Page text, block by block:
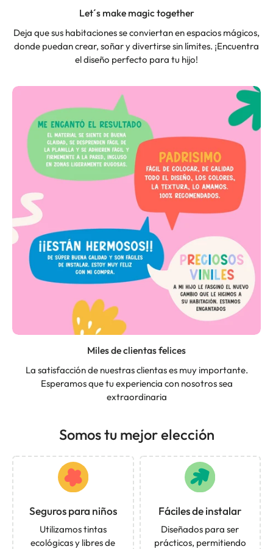
Let´s make magic together
Deja que sus habitaciones se conviertan en espacios mágicos,
donde puedan crear, soñar y divertirse sin límites. ¡Encuentra
el diseño perfecto para tu hijo!
Miles de clientas felices
La satisfacción de nuestras clientas es muy importante.
Esperamos que tu experiencia con nosotros sea
extraordinaria
Somos tu mejor elección
Seguros para niños
Utilizamos tintas
ecológicas y libres de
Fáciles de instalar
Diseñados para ser
prácticos, permitiendo